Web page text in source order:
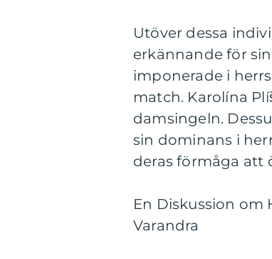
Utöver dessa
erkännande för
imponerade i
match. Karolína
damsingeln.
sin dominans i
deras förmåga att
En Diskussion om
Varandra